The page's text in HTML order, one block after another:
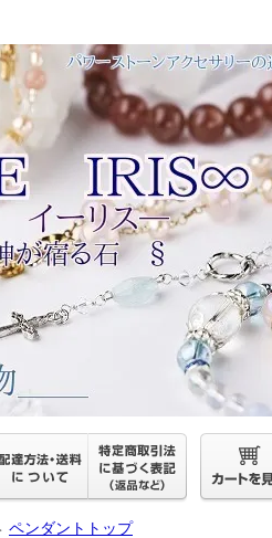
ペンダントトップ